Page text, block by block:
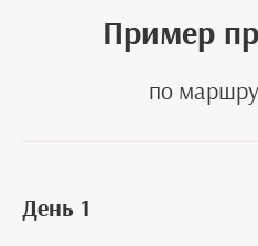
Пример
по
День 1